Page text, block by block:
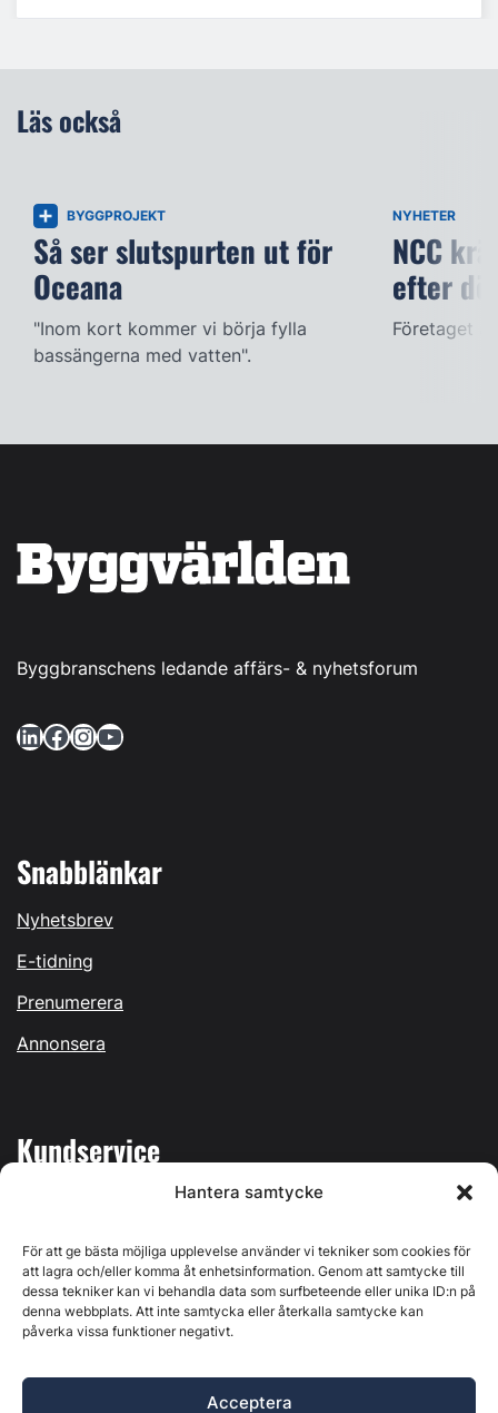
Hantera samtycke
För att ge bästa möjliga upplevelse använder vi tekniker som cookies för
att lagra och/eller komma åt enhetsinformation. Genom att samtycke till
dessa tekniker kan vi behandla data som surfbeteende eller unika ID:n på
denna webbplats. Att inte samtycka eller återkalla samtycke kan
påverka vissa funktioner negativt.
Acceptera
Läs också
BYGGPROJEKT
Så ser slutspurten ut för
Oceana
"Inom kort kommer vi börja fylla
bassängerna med vatten".
NYHETER
NCC
efter
Företaget
Byggbranschens ledande affärs- & nyhetsforum
LinkedIn Facebook InstagramYouTube
Snabblänkar
Nyhetsbrev
E-tidning
Prenumerera
Annonsera
Kundservice
Kontakta oss
Östernäsvägen 1, 827 32 Ljusdal, org.nr: 556625-6425 -
Ansvarig utgivare: Henrik Ekberg. Innehållet på denna